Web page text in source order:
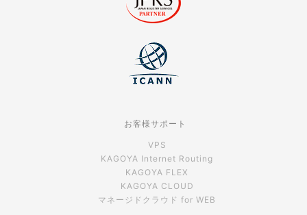
お客様サポート
VPS
KAGOYA Internet Routing
KAGOYA FLEX
KAGOYA CLOUD
マネージドクラウド for WEB